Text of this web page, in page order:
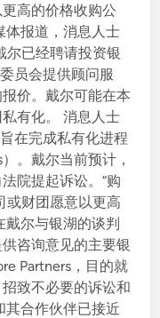
高的价格收购公
体报道，消息人士
尔已经聘请投资银
员会提供顾问服
价。戴尔可能在本
有化。 消息人士
在完成私有化进程
。戴尔当前预计，
院提起诉讼。“购
或财团愿意以更高
戴尔与银湖的谈判
咨询意见的主要银
Partners，目的就
致不必要的诉讼和
其合作伙伴已接近